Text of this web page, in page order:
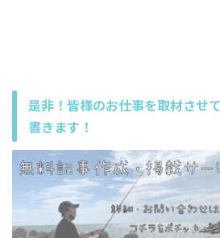
是非！皆様のお仕事を取材させ
書きます！